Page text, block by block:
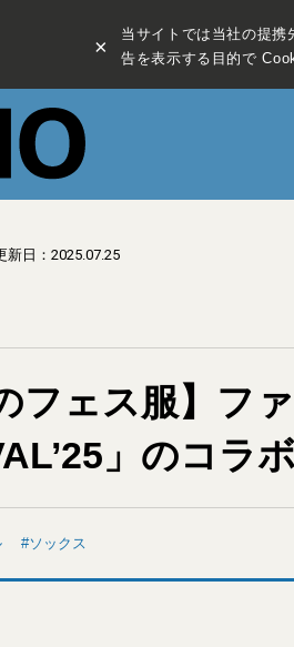
×
当サイトでは当社の提
告を表示する目的で
新日：2025.07.25
フェス服】フ
」のコラ
ソックス